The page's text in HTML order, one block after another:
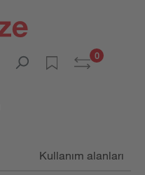
0
Kullanım alanları